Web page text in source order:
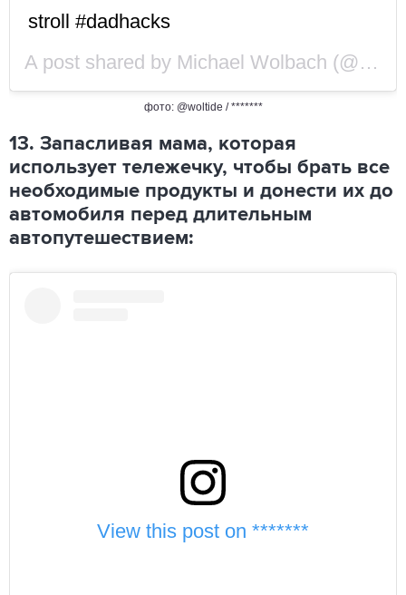
stroll #dadhacks
A post shared by Michael Wolbach (@woltide) on
фото: @woltide / *******
13. Запасливая мама, которая
использует тележечку, чтобы брать все
необходимые продукты и донести их до
автомобиля перед длительным
автопутешествием:
View this post on *******